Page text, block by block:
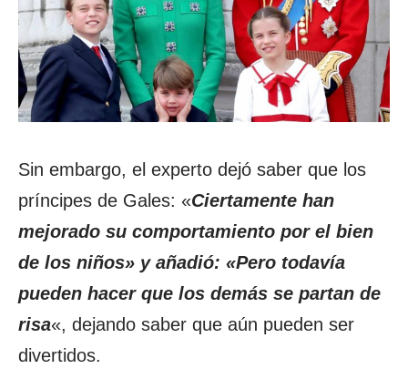
Sin embargo, el experto dejó saber que los
príncipes de Gales: «Ciertamente han
mejorado su comportamiento por el bien
de los niños» y añadió: «Pero todavía
pueden hacer que los demás se partan de
risa«, dejando saber que aún pueden ser
divertidos.